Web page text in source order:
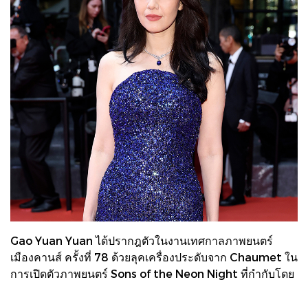
Gao Yuan Yuan ได้ปรากฎตัวในงานเทศกาลภาพยนตร์
เมืองคานส์ ครั้งที่ 78 ด้วยลุคเครื่องประดับจาก Chaumet ใน
การเปิดตัวภาพยนตร์ Sons of the Neon Night ที่กำกับโดย